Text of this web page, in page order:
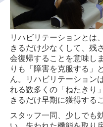
かかりつけ医
各種ワクチン接種
片頭痛予防治療薬 エムガ
心リハとは
緩和ケア
加算に係る掲示について
リハビリテーションとは
きるだけ少なくして、残
会復帰することを意味し
りも「障害を克服する」
ん。リハビリテーション
れる数多くの「ねたきり
きるだけ早期に獲得する
スタッフ一同、少しでも